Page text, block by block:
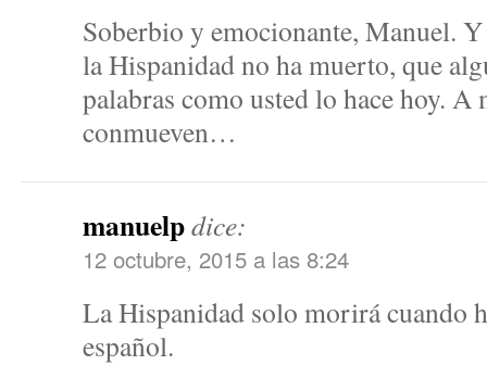
Soberbio y emocionante, Manuel. Y
la Hispanidad no ha muerto, que
palabras como usted lo hace hoy. A
conmueven…
manuelpdice:
12 octubre, 2015 a las 8:24
La Hispanidad solo morirá cuando
español.